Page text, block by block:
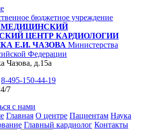
бюджетное учреждение
ЦЕНТР КАРДИОЛОГИИ
Е.И. ЧАЗОВА Министерства
Федерации
Чазова, д.15а
8-495-150-44-19
7
с нами
Главная О центре Пациентам Наука
Главный кардиолог Контакты